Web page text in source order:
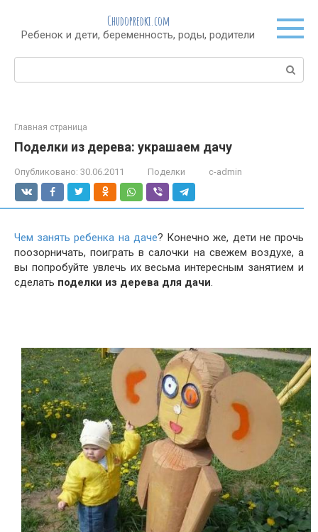
контенту
Chudopredki.com
Ребенок и дети, беременность, роды, родители
Поиск:
Главная страница
Поделки из дерева: украшаем дачу
Опубликовано: 30.06.2011 Поделки c-admin
Чем занять ребенка на даче? Конечно же, дети не прочь
поозорничать, поиграть в салочки на свежем воздухе, а
вы попробуйте увлечь их весьма интересным занятием и
сделать поделки из дерева для дачи.